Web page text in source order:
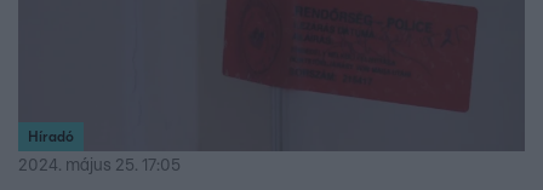
Híradó
2024. május 25. 17:05